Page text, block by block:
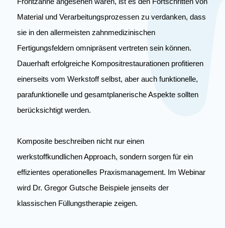
Material und Verarbeitungsprozessen zu verdanken, dass
sie in den allermeisten zahnmedizinischen
Fertigungsfeldern omnipräsent vertreten sein können.
Dauerhaft erfolgreiche Kompositrestaurationen profitieren
einerseits vom Werkstoff selbst, aber auch funktionelle,
parafunktionelle und gesamtplanerische Aspekte sollten
berücksichtigt werden.
Komposite beschreiben nicht nur einen
werkstoffkundlichen Approach, sondern sorgen für ein
effizientes operationelles Praxismanagement. Im Webinar
wird Dr. Gregor Gutsche Beispiele jenseits der
klassischen Füllungstherapie zeigen.